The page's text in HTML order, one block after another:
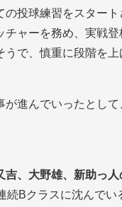
の投球練習をスター
チャーを務め、実戦
で、慎重に段階を上
が進んでいったとし
吉、大野雄、新助っ人
続Bクラスに沈んで